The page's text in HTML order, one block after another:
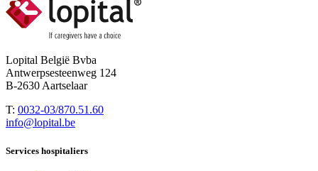
Lopital België Bvba
Antwerpsesteenweg 124
B-2630 Aartselaar
T: 0032-03/870.51.60
info@lopital.be
Services hospitaliers